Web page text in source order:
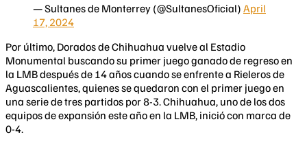
— Sultanes de Monterrey (@SultanesOficial) April
17, 2024
Por último, Dorados de Chihuahua vuelve al Estadio
Monumental buscando su primer juego ganado de regreso en
la LMB después de 14 años cuando se enfrente a Rieleros de
Aguascalientes, quienes se quedaron con el primer juego en
una serie de tres partidos por 8-3. Chihuahua, uno de los dos
equipos de expansión este año en la LMB, inició con marca de
0-4.